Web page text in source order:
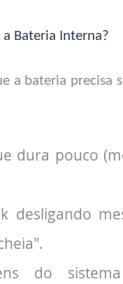
Bateria Interna?
a bateria precisa
dura pouco
desligando
do